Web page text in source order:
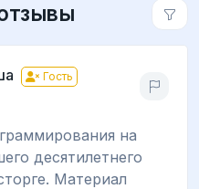
Гость
на
десятилетнего
Материал